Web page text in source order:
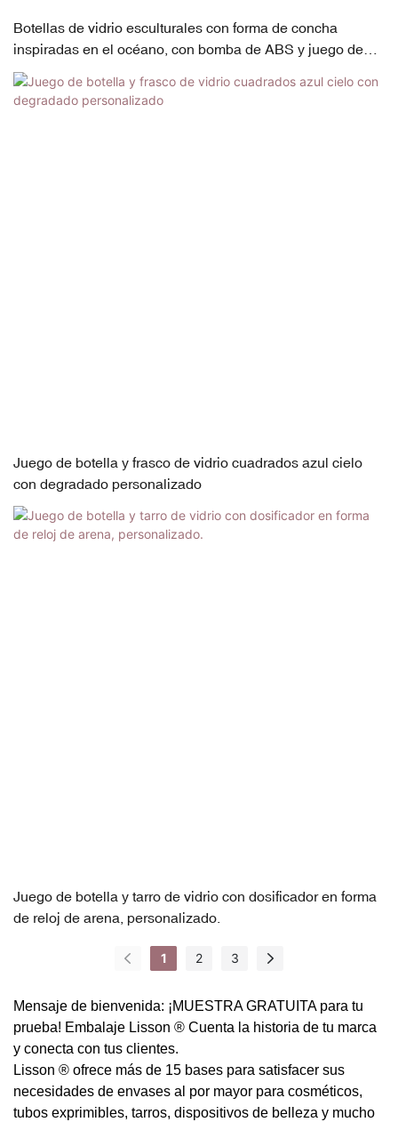
Botellas de vidrio esculturales con forma de concha
inspiradas en el océano, con bomba de ABS y juego de
frascos | Sistema de doble tamaño de 100 ml / 120 ml
Juego de botella y frasco de vidrio cuadrados azul cielo
con degradado personalizado
Juego de botella y tarro de vidrio con dosificador en forma
de reloj de arena, personalizado.
1 2 3
Mensaje de bienvenida: ¡MUESTRA GRATUITA para tu
prueba! Embalaje Lisson ® Cuenta la historia de tu marca
y conecta con tus clientes.
Lisson ® ofrece más de 15 bases para satisfacer sus
necesidades de envases al por mayor para cosméticos,
tubos exprimibles, tarros, dispositivos de belleza y mucho